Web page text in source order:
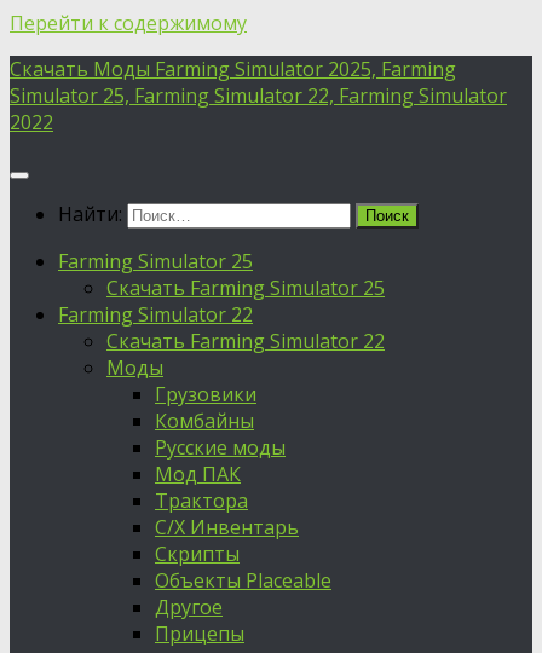
Перейти к содержимому
Скачать Моды Farming Simulator 2025, Farming
Simulator 25, Farming Simulator 22, Farming Simulator
2022
Найти:
Farming Simulator 25
Скачать Farming Simulator 25
Farming Simulator 22
Скачать Farming Simulator 22
Моды
Грузовики
Комбайны
Русские моды
Мод ПАК
Трактора
С/Х Инвентарь
Скрипты
Объекты Placeable
Другое
Прицепы